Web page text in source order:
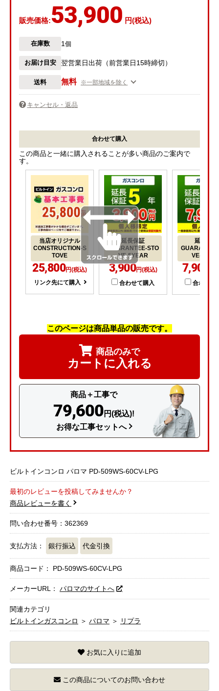
販売価格:53,900 円(税込)
在庫数 1個
お届け目安 翌営業日出荷（前営業日15時締切）
送料 無料 ※一部地域を除く
キャンセル・返品
合わせて購入
この商品と一緒に購入されることが多い商品のご案内で
す。
当店オリジナル
CONSTRUCTION-S
TOVE
25,800円(税込)
リンク先にて購入
延長保証
GUARANTEE-STO
VE-5YEAR
3,900円(税込)
合わせて購入
延長保証
VE-
7,900
合わせて
このページは商品単品の販売です。
商品のみで
カートに入れる
商品＋工事で
79,600円(税込)!
お得な工事セットへ
ビルトインコンロ パロマ PD-509WS-60CV-LPG
最初のレビューを投稿してみませんか？
商品レビューを書く
問い合わせ番号：362369
支払方法： 銀行振込 代金引換
商品コード： PD-509WS-60CV-LPG
メーカーURL： パロマのサイトへ
関連カテゴリ
ビルトインガスコンロ ＞ パロマ ＞ リプラ
お気に入りに追加
この商品についてのお問い合わせ